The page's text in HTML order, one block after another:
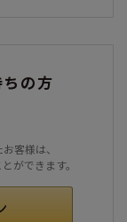
の方
客様は、
ができます。